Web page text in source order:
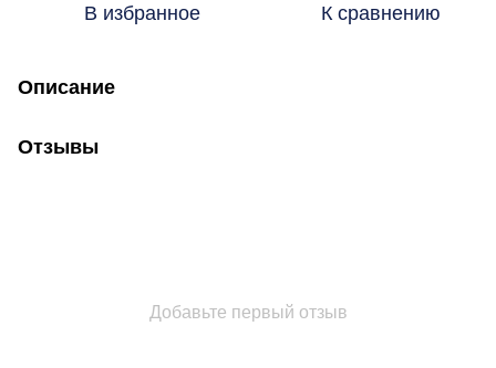
В избранное К сравнению
Описание
Отзывы
Добавьте первый отзыв